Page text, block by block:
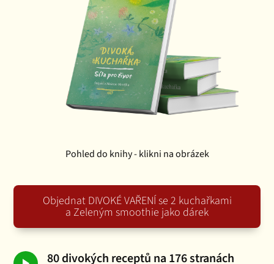
Pohled do knihy - klikni na obrázek
Objednat DIVOKÉ VAŘENÍ se 2 kuchařkami
a Zeleným smoothie jako dárek
80 divokých receptů na 176 stranách